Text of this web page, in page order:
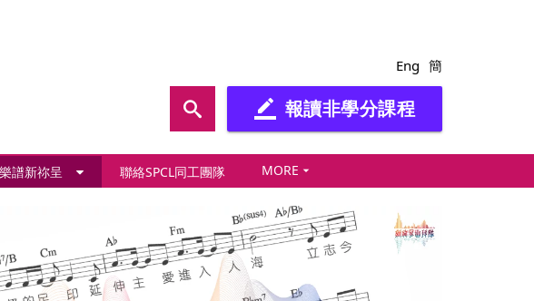
Eng 簡
border_color 報讀非學分課程
樂譜新祢呈 聯絡SPCL同工團隊 MORE arrow_drop_down